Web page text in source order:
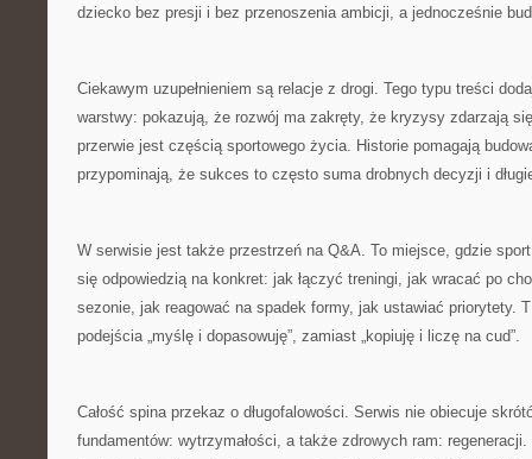
dziecko bez presji i bez przenoszenia ambicji, a jednocześnie
Ciekawym uzupełnieniem są relacje z drogi. Tego typu treści
warstwy: pokazują, że rozwój ma zakręty, że kryzysy zdarzają
przerwie jest częścią sportowego życia. Historie pomagają
przypominają, że sukces to często suma drobnych decyzji i
W serwisie jest także przestrzeń na Q&A. To miejsce, gdzie
się odpowiedzią na konkret: jak łączyć treningi, jak wracać po
sezonie, jak reagować na spadek formy, jak ustawiać priorytety.
podejścia „myślę i dopasowuję”, zamiast „kopiuję i liczę na cud”.
Całość spina przekaz o długofalowości. Serwis nie obiecuje
fundamentów: wytrzymałości, a także zdrowych ram: